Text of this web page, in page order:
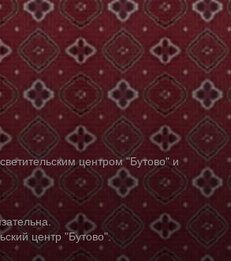
центром "Бутово" и
центр "Бутово".